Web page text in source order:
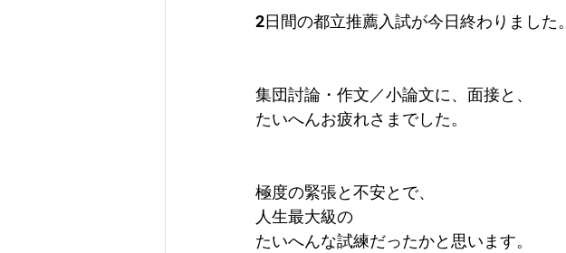
2日間の都立推薦入試が今日終わりました。
集団討論・作文／小論文に、面接と、
たいへんお疲れさまでした。
極度の緊張と不安とで、
人生最大級の
たいへんな試練だったかと思います。